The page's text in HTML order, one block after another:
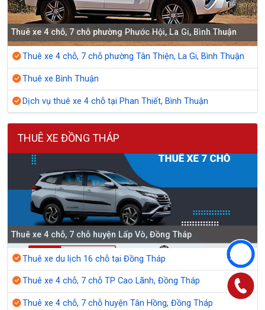
Thuê xe 4 chỗ, 7 chỗ phường Phước Hội, La Gi, Bình Thuận
Thuê xe 4 chỗ, 7 chỗ phường Tân Thiện, La Gi, Bình Thuận
Thuê xe Bình Thuận
Dịch vụ thuê xe 4 chỗ tại Phan Thiết, Bình Thuận
THUÊ XE ĐỒNG THÁP
Thuê xe 4 chỗ, 7 chỗ huyện Lấp Vò, Đồng Tháp
Thuê xe du lịch 16 chỗ tại Đồng Tháp
Thuê xe 4 chỗ, 7 chỗ TP Cao Lãnh, Đồng Tháp
Thuê xe 4 chỗ, 7 chỗ huyện Tân Hồng, Đồng Tháp